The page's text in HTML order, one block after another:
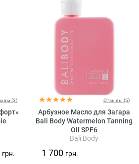
(3)
грн.
Отзывы (5)
Арбузное Масло для Загара
Bali Body Watermelon Tanning
Oil SPF6
Bali Body
1 700 грн.